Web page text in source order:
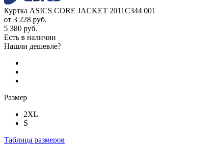
Куртка ASICS CORE JACKET 2011C344 001
от 3 228 руб.
5 380 руб.
Есть в наличии
Нашли дешевле?
Размер
2XL
S
Таблица размеров